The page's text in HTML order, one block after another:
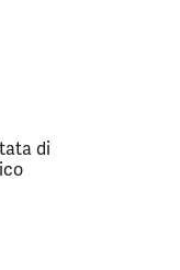
di